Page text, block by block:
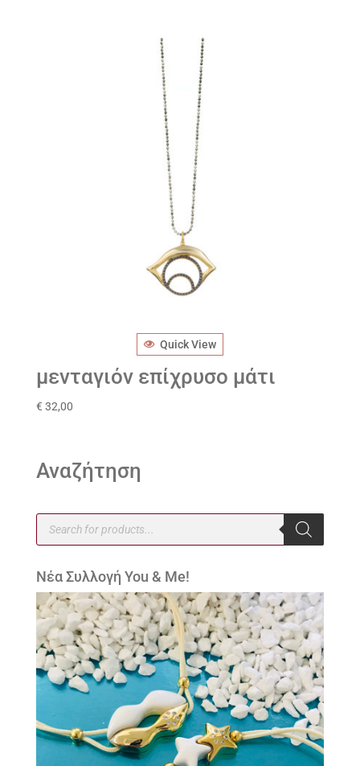
Quick View
μενταγιόν επίχρυσο μάτι
€ 32,00
Αναζήτηση
Products
search
Νέα Συλλογή You & Me!